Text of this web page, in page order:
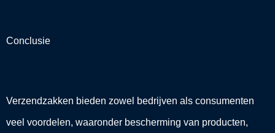
Conclusie
Verzendzakken bieden zowel bedrijven als consumenten
veel voordelen, waaronder bescherming van producten,